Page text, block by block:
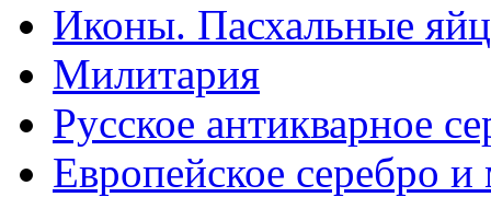
Иконы. Пасхальные
Милитария
Русское антикварное
Европейское серебро